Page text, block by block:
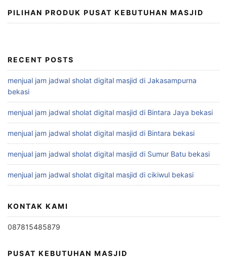
PILIHAN PRODUK PUSAT KEBUTUHAN MASJID
RECENT POSTS
menjual jam jadwal sholat digital masjid di Jakasampurna
bekasi
menjual jam jadwal sholat digital masjid di Bintara Jaya bekasi
menjual jam jadwal sholat digital masjid di Bintara bekasi
menjual jam jadwal sholat digital masjid di Sumur Batu bekasi
menjual jam jadwal sholat digital masjid di cikiwul bekasi
KONTAK KAMI
087815485879
PUSAT KEBUTUHAN MASJID